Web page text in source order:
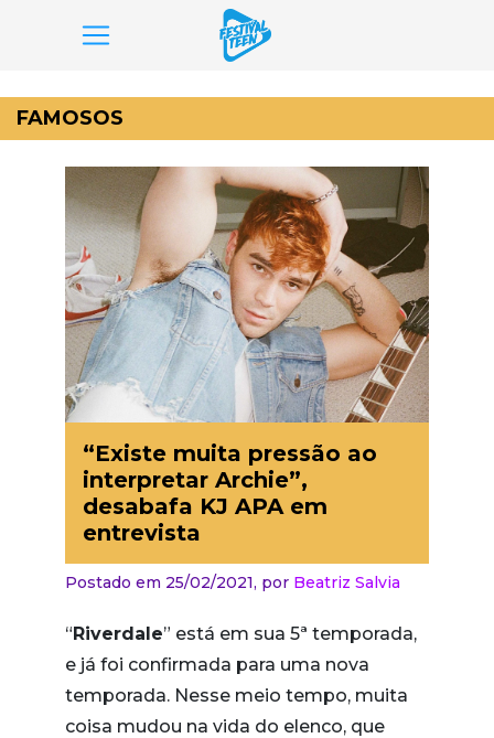
para
o
conteúdo
FAMOSOS
“Existe muita pressão ao
interpretar Archie”,
desabafa KJ APA em
entrevista
Postado em 25/02/2021, por Beatriz Salvia
“Riverdale” está em sua 5ª temporada,
e já foi confirmada para uma nova
temporada. Nesse meio tempo, muita
coisa mudou na vida do elenco, que